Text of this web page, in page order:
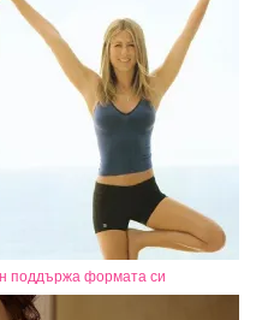
поддържа формата си